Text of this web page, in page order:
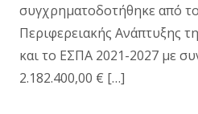
συγχρηματοδοτήθηκε από
Περιφερειακής Ανάπτυξης
και το ΕΣΠΑ 2021-2027 με
2.182.400,00 € […]